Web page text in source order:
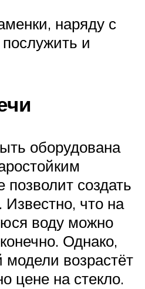
наряду с
и
оборудована
позволит создать
что на
воду можно
Однако,
модели возрастёт
цене на стекло.